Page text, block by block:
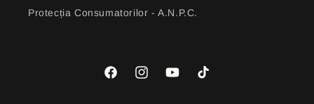
Protecția Consumatorilor - A.N.P.C.
FacebookInstagramYouTubeTikTok